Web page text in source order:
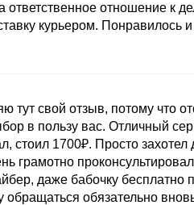
ответственное отношение к
курьером. Понравилось
тут свой отзыв, потому что
в пользу вас. Отличный
стоил 1700₽. Просто
грамотно
даже бабочку бесплатно
обращаться обязательно